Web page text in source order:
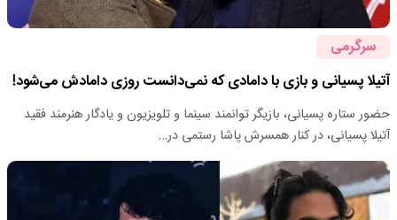
سرگرمی
آتیلا پسیانی و بازی با دامادی که نمی‌دانست روزی دامادش می‌شود!
حضور ستاره پسیانی، بازیگر توانمند سینما و تلویزیون و یادگار هنرمند فقید
آتیلا پسیانی، در کنار همسرش پاشا رستمی در…